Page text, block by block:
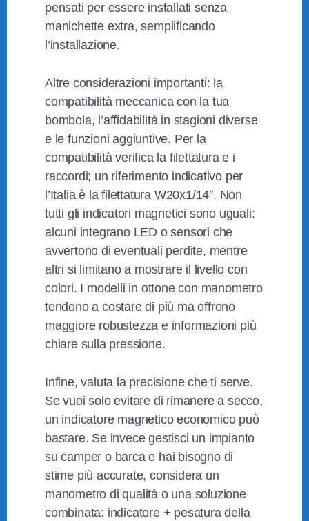
pensati per essere installati senza
manichette extra, semplificando
l’installazione.
Altre considerazioni importanti: la
compatibilità meccanica con la tua
bombola, l’affidabilità in stagioni diverse
e le funzioni aggiuntive. Per la
compatibilità verifica la filettatura e i
raccordi; un riferimento indicativo per
l’Italia è la filettatura W20x1/14″. Non
tutti gli indicatori magnetici sono uguali:
alcuni integrano LED o sensori che
avvertono di eventuali perdite, mentre
altri si limitano a mostrare il livello con
colori. I modelli in ottone con manometro
tendono a costare di più ma offrono
maggiore robustezza e informazioni più
chiare sulla pressione.
Infine, valuta la precisione che ti serve.
Se vuoi solo evitare di rimanere a secco,
un indicatore magnetico economico può
bastare. Se invece gestisci un impianto
su camper o barca e hai bisogno di
stime più accurate, considera un
manometro di qualità o una soluzione
combinata: indicatore + pesatura della